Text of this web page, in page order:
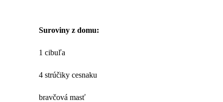
Suroviny z domu:
1 cibuľa
4 strúčiky cesnaku
bravčová masť